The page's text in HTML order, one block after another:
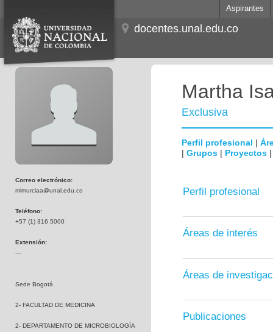
Aspirantes
docentes.unal.edu.co
Correo electrónico:
mimurciaa@unal.edu.co
Teléfono:
+57 (1) 316 5000
Extensión:
---
Sede Bogotá
2- FACULTAD DE MEDICINA
2- DEPARTAMENTO DE MICROBIOLOGÍA
Martha
Exclusiva
Perfil profesional |
| Grupos | Proyectos
Perfil profesional
Áreas de interés
Áreas de
Publicaciones